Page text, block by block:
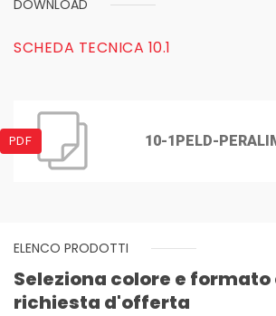
DOWNLOAD
SCHEDA TECNICA 10.1
PDF 10-1PELD-
ELENCO PRODOTTI
Seleziona colore e formato
richiesta d'offerta